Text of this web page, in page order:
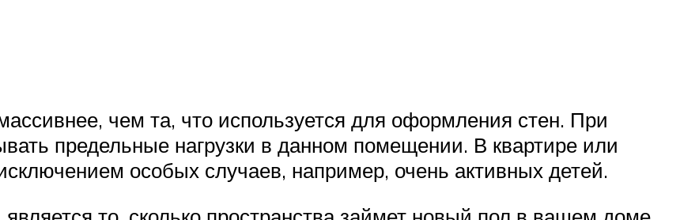
чем та, что используется для оформления стен. При
предельные нагрузки в данном помещении. В квартире или
особых случаев, например, очень активных детей.